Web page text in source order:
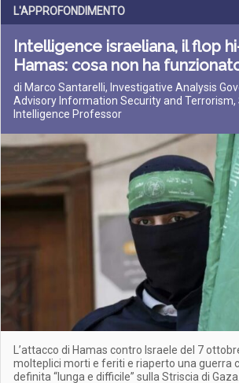
L'APPROFONDIMENTO
Intelligence israeliana, il flop
Hamas: cosa non ha
di Marco Santarelli, Investigative Analysis
Advisory Information Security and Terrorism,
Intelligence Professor
L’attacco di Hamas contro Israele del 7
molteplici morti e feriti e riaperto una guerra
definita “lunga e difficile” sulla Striscia di